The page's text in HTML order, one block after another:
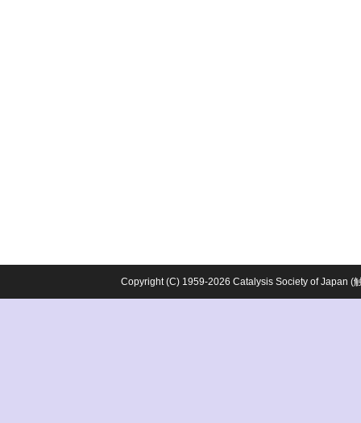
Copyright (C) 1959-2026 Catalysis Society of Japan (